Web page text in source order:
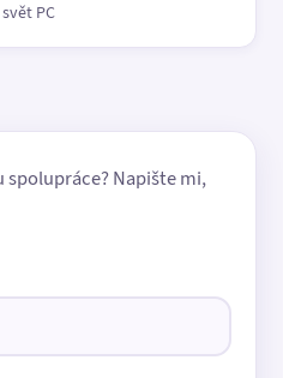
PC
spolupráce? Napište mi,